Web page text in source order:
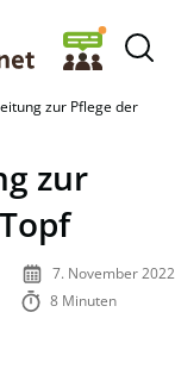
zur Pflege der
zur
7. November 2022
8 Minuten